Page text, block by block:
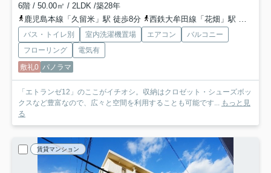
6階 / 50.00㎡ / 2LDK /築28年
鹿児島本線「久留米」駅 徒歩8分
西鉄大牟田線「花畑」駅 徒歩23分
バス・トイレ別 室内洗濯機置場 エアコン
バルコニー
フローリング
電気有
敷礼0 パノラマ
「エトランゼ12」のここがイチオシ。収納はクロゼット・シューズボッ
クスなど豊富なので、広々と空間を利用することも可能です... もっと見
る
賃貸マンション